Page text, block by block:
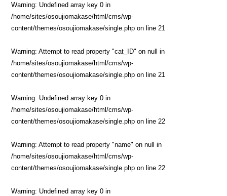
Warning: Undefined array key 0 in
/home/sites/osoujiomakase/html/cms/wp-
content/themes/osoujiomakase/single.php on line 21
Warning: Attempt to read property "cat_ID" on null in
/home/sites/osoujiomakase/html/cms/wp-
content/themes/osoujiomakase/single.php on line 21
Warning: Undefined array key 0 in
/home/sites/osoujiomakase/html/cms/wp-
content/themes/osoujiomakase/single.php on line 22
Warning: Attempt to read property "name" on null in
/home/sites/osoujiomakase/html/cms/wp-
content/themes/osoujiomakase/single.php on line 22
Warning: Undefined array key 0 in